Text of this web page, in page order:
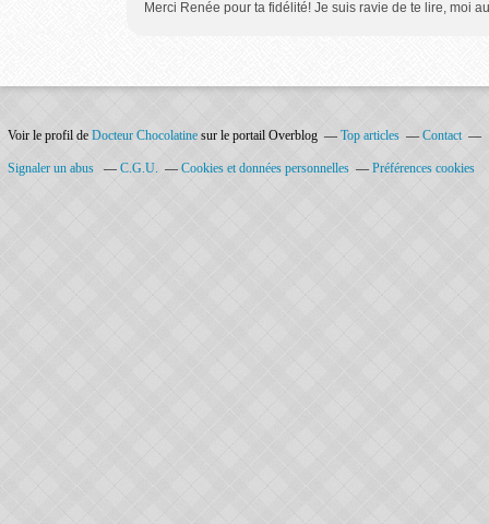
Merci Renée pour ta fidélité! Je suis ravie de te lire, moi
Voir le profil de Docteur Chocolatine sur le portail Overblog Top articles Contact
Signaler un abus C.G.U. Cookies et données personnelles Préférences cookies